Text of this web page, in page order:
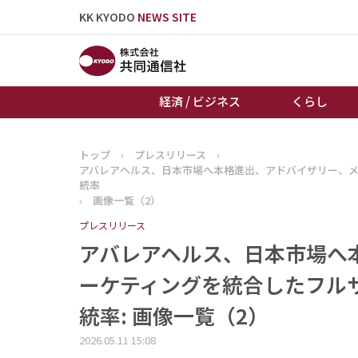
KK KYODO NEWS SITE
経済 / ビジネス くらし
トップページ
トップ › プレスリリース
›
アバレアヘルス、日本市場へ本格進出、アドバイザリー、
統率
›
画像一覧（2）
プレスリリース
アバレアヘルス、日本市場
ーケティングを統合したフ
統率: 画像一覧（2）
2026.05.11 15:08